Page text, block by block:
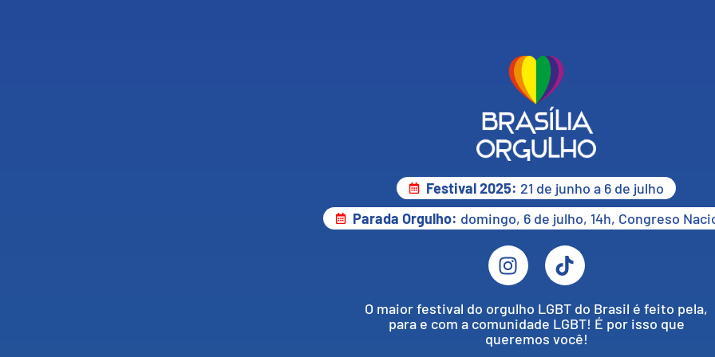
Festival 2025: 21 de junho a 6 de julho
Parada Orgulho: domingo, 6 de julho, 14h, Congreso
O maior festival do orgulho LGBT do Brasil é feito pela,
para e com a comunidade LGBT! É por isso que
queremos você!